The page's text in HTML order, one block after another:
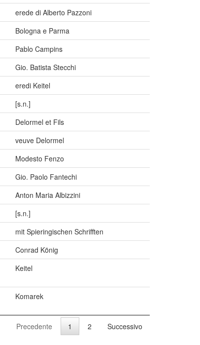
erede di Alberto Pazzoni
Bologna e Parma
Pablo Campins
Gio. Batista Stecchi
eredi Keitel
[s.n.]
Delormel et Fils
veuve Delormel
Modesto Fenzo
Gio. Paolo Fantechi
Anton Maria Albizzini
[s.n.]
mit Spieringischen Schrifften
Conrad König
Keitel
Komarek
Precedente 1 2 Successivo